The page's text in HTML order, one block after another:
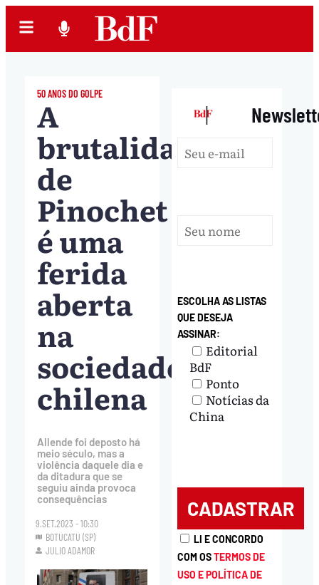
50 ANOS DO GOLPE
A
brutalidade
de
Pinochet
é uma
ferida
aberta
na
sociedade
chilena
Allende foi deposto há
meio século, mas a
violência daquele dia e
da ditadura que se
seguiu ainda provoca
consequências
9.SET.2023 - 10:30
BOTUCATU (SP)
JULIO ADAMOR
|
ESCOLHA AS LISTAS
QUE DESEJA
ASSINAR:
Editorial
BdF
Ponto
Notícias da
China
LI E CONCORDO
COM OSTERMOS DE
USO E POLÍTICA DE